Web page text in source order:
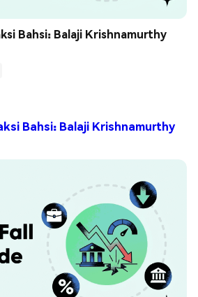
Bahsi: Balaji Krishnamurthy
Bahsi: Balaji Krishnamurthy